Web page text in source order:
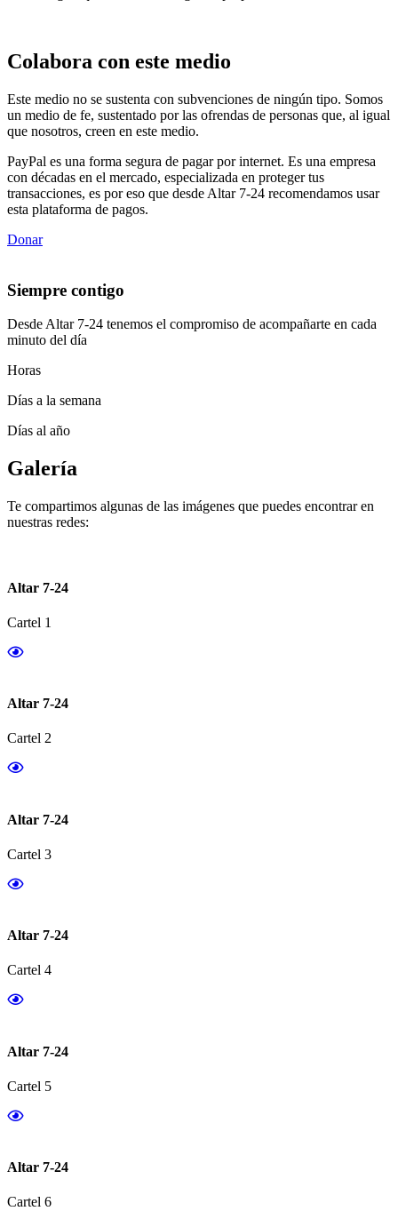
Colabora con este medio
Este medio no se sustenta con subvenciones de ningún tipo. Somos
un medio de fe, sustentado por las ofrendas de personas que, al igual
que nosotros, creen en este medio.
PayPal es una forma segura de pagar por internet. Es una empresa
con décadas en el mercado, especializada en proteger tus
transacciones, es por eso que desde Altar 7-24 recomendamos usar
esta plataforma de pagos.
Donar
Siempre contigo
Desde Altar 7-24 tenemos el compromiso de acompañarte en cada
minuto del día
Horas
Días a la semana
Días al año
Galería
Te compartimos algunas de las imágenes que puedes encontrar en
nuestras redes:
Altar 7-24
Cartel 1
Altar 7-24
Cartel 2
Altar 7-24
Cartel 3
Altar 7-24
Cartel 4
Altar 7-24
Cartel 5
Altar 7-24
Cartel 6